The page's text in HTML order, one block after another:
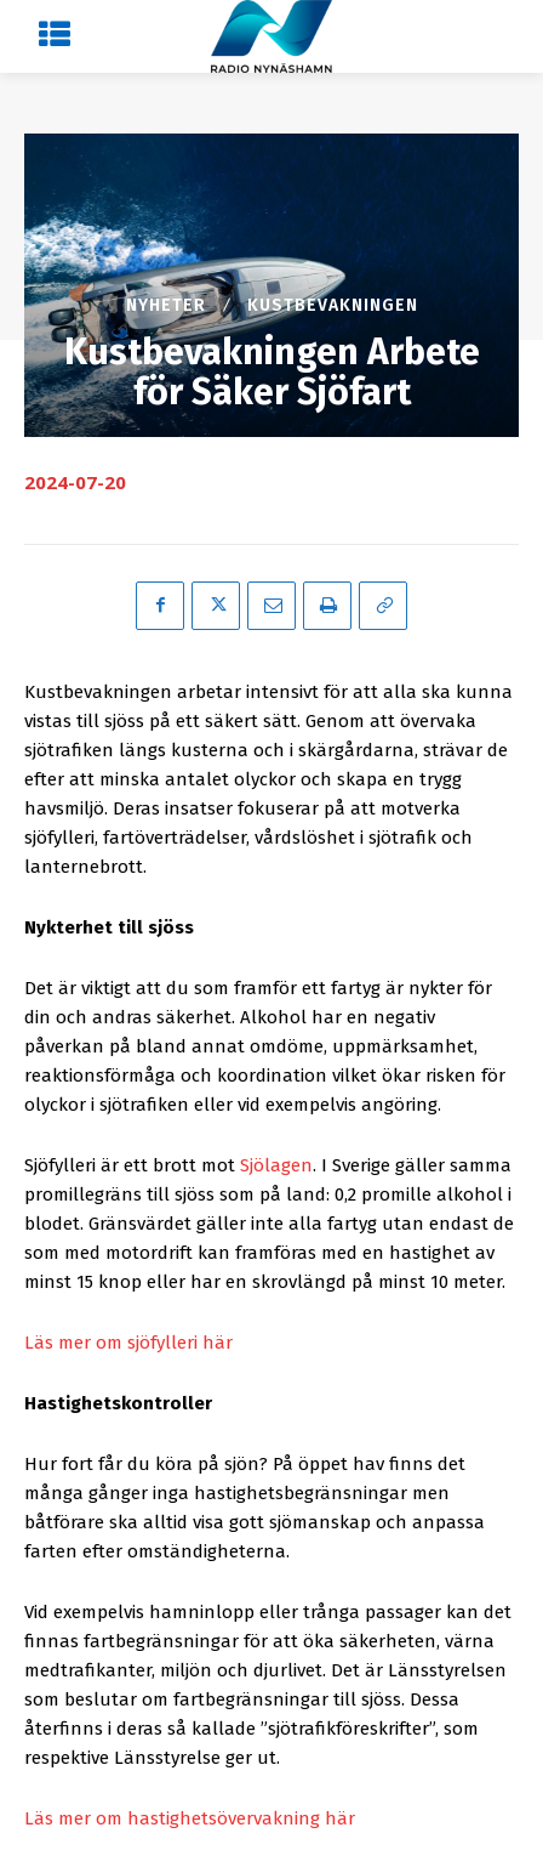
NYHETER KUSTBEVAKNINGEN
Kustbevakningen Arbete
för Säker Sjöfart
2024-07-20
Kustbevakningen arbetar intensivt för att alla ska kunna
vistas till sjöss på ett säkert sätt. Genom att övervaka
sjötrafiken längs kusterna och i skärgårdarna, strävar de
efter att minska antalet olyckor och skapa en trygg
havsmiljö. Deras insatser fokuserar på att motverka
sjöfylleri, fartöverträdelser, vårdslöshet i sjötrafik och
lanternebrott.
Nykterhet till sjöss
Det är viktigt att du som framför ett fartyg är nykter för
din och andras säkerhet. Alkohol har en negativ
påverkan på bland annat omdöme, uppmärksamhet,
reaktionsförmåga och koordination vilket ökar risken för
olyckor i sjötrafiken eller vid exempelvis angöring.
Sjöfylleri är ett brott mot Sjölagen. I Sverige gäller samma
promillegräns till sjöss som på land: 0,2 promille alkohol i
blodet. Gränsvärdet gäller inte alla fartyg utan endast de
som med motordrift kan framföras med en hastighet av
minst 15 knop eller har en skrovlängd på minst 10 meter.
Läs mer om sjöfylleri här
Hastighetskontroller
Hur fort får du köra på sjön? På öppet hav finns det
många gånger inga hastighetsbegränsningar men
båtförare ska alltid visa gott sjömanskap och anpassa
farten efter omständigheterna.
Vid exempelvis hamninlopp eller trånga passager kan det
finnas fartbegränsningar för att öka säkerheten, värna
medtrafikanter, miljön och djurlivet. Det är Länsstyrelsen
som beslutar om fartbegränsningar till sjöss. Dessa
återfinns i deras så kallade ”sjötrafikföreskrifter”, som
respektive Länsstyrelse ger ut.
Läs mer om hastighetsövervakning här